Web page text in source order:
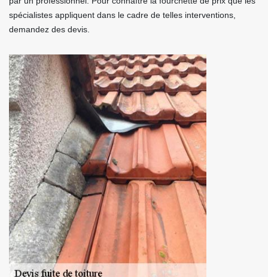
spécialistes appliquent dans le cadre de telles interventions,
demandez des devis.